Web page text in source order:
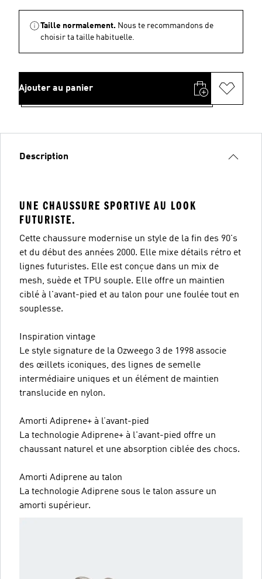
Taille normalement. Nous te recommandons de
choisir ta taille habituelle.
Ajouter au panier
Description
UNE CHAUSSURE SPORTIVE AU LOOK
FUTURISTE.
Cette chaussure modernise un style de la fin des 90's
et du début des années 2000. Elle mixe détails rétro et
lignes futuristes. Elle est conçue dans un mix de
mesh, suède et TPU souple. Elle offre un maintien
ciblé à l'avant-pied et au talon pour une foulée tout en
souplesse.
Inspiration vintage
Le style signature de la Ozweego 3 de 1998 associe
des œillets iconiques, des lignes de semelle
intermédiaire uniques et un élément de maintien
translucide en nylon.
Amorti Adiprene+ à l’avant-pied
La technologie Adiprene+ à l'avant-pied offre un
chaussant naturel et une absorption ciblée des chocs.
Amorti Adiprene au talon
La technologie Adiprene sous le talon assure un
amorti supérieur.